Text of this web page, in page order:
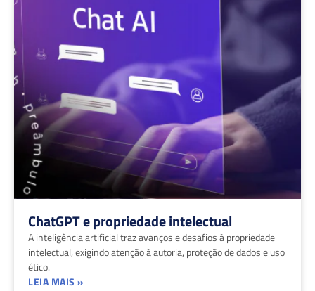
ChatGPT e propriedade intelectual
A inteligência artificial traz avanços e desafios à propriedade
intelectual, exigindo atenção à autoria, proteção de dados e uso
ético.
LEIA MAIS »